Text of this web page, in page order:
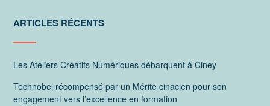
ARTICLES RÉCENTS
Les Ateliers Créatifs Numériques débarquent à Ciney
Technobel récompensé par un Mérite cinacien pour son
engagement vers l’excellence en formation